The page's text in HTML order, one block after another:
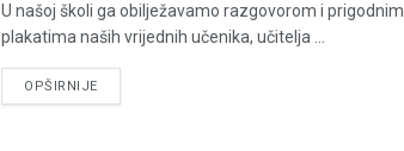
U našoj školi ga obilježavamo razgovorom i prigodnim
plakatima naših vrijednih učenika, učitelja ...
OPŠIRNIJEDETAILS